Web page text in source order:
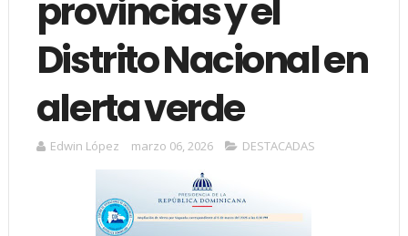
provincias y el
Distrito Nacional en
alerta verde
Edwin López marzo 06, 2026 DESTACADAS